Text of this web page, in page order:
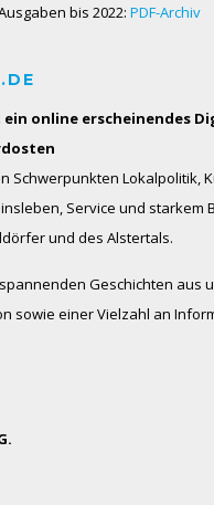
bis 2022: PDF-Archiv
online erscheinendes
Schwerpunkten Lokalpolitik,
Service und starkem
und des Alstertals.
Geschichten aus
sowie einer Vielzahl an